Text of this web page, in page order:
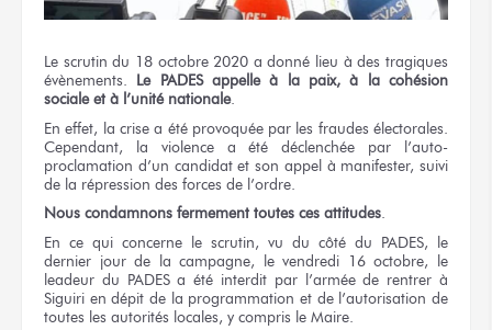
Le scrutin du 18 octobre 2020 a donné lieu à des tragiques
évènements. Le PADES appelle à la paix, à la cohésion
sociale et à l’unité nationale.
En effet, la crise a été provoquée par les fraudes électorales.
Cependant, la violence a été déclenchée par l’auto-
proclamation d’un candidat et son appel à manifester, suivi
de la répression des forces de l’ordre.
Nous condamnons fermement toutes ces attitudes.
En ce qui concerne le scrutin, vu du côté du PADES, le
dernier jour de la campagne, le vendredi 16 octobre, le
leadeur du PADES a été interdit par l’armée de rentrer à
Siguiri en dépit de la programmation et de l’autorisation de
toutes les autorités locales, y compris le Maire.